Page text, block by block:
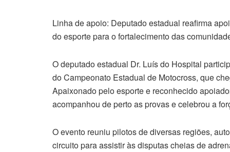
Linha de apoio: Deputado estadual reafirma
do esporte para o fortalecimento das
O deputado estadual Dr. Luís do Hospital
do Campeonato Estadual de Motocross, que
Apaixonado pelo esporte e reconhecido
acompanhou de perto as provas e celebrou a
O evento reuniu pilotos de diversas regiões,
circuito para assistir às disputas cheias de